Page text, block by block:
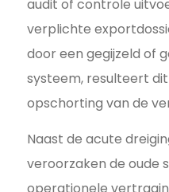
audit of controle
verplichte
door een gegijzeld of
systeem, resulteert
opschorting van de
Naast de acute
veroorzaken de oude
operationele